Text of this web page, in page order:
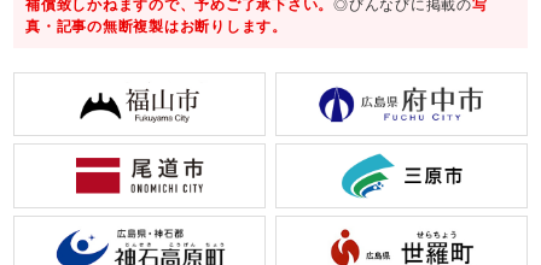
真・記事の無断複製はお断りします。